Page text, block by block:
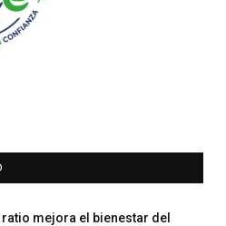
ratio mejora el bienestar del